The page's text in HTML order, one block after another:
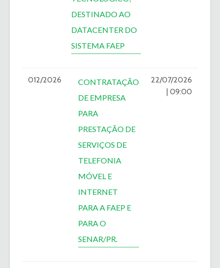
DESTINADO AO
DATACENTER DO
SISTEMA FAEP
012/2026
CONTRATAÇÃO
DE EMPRESA
PARA
PRESTAÇÃO DE
SERVIÇOS DE
TELEFONIA
MÓVEL E
INTERNET
PARA A FAEP E
PARA O
SENAR/PR.
22/07/2026
| 09:00